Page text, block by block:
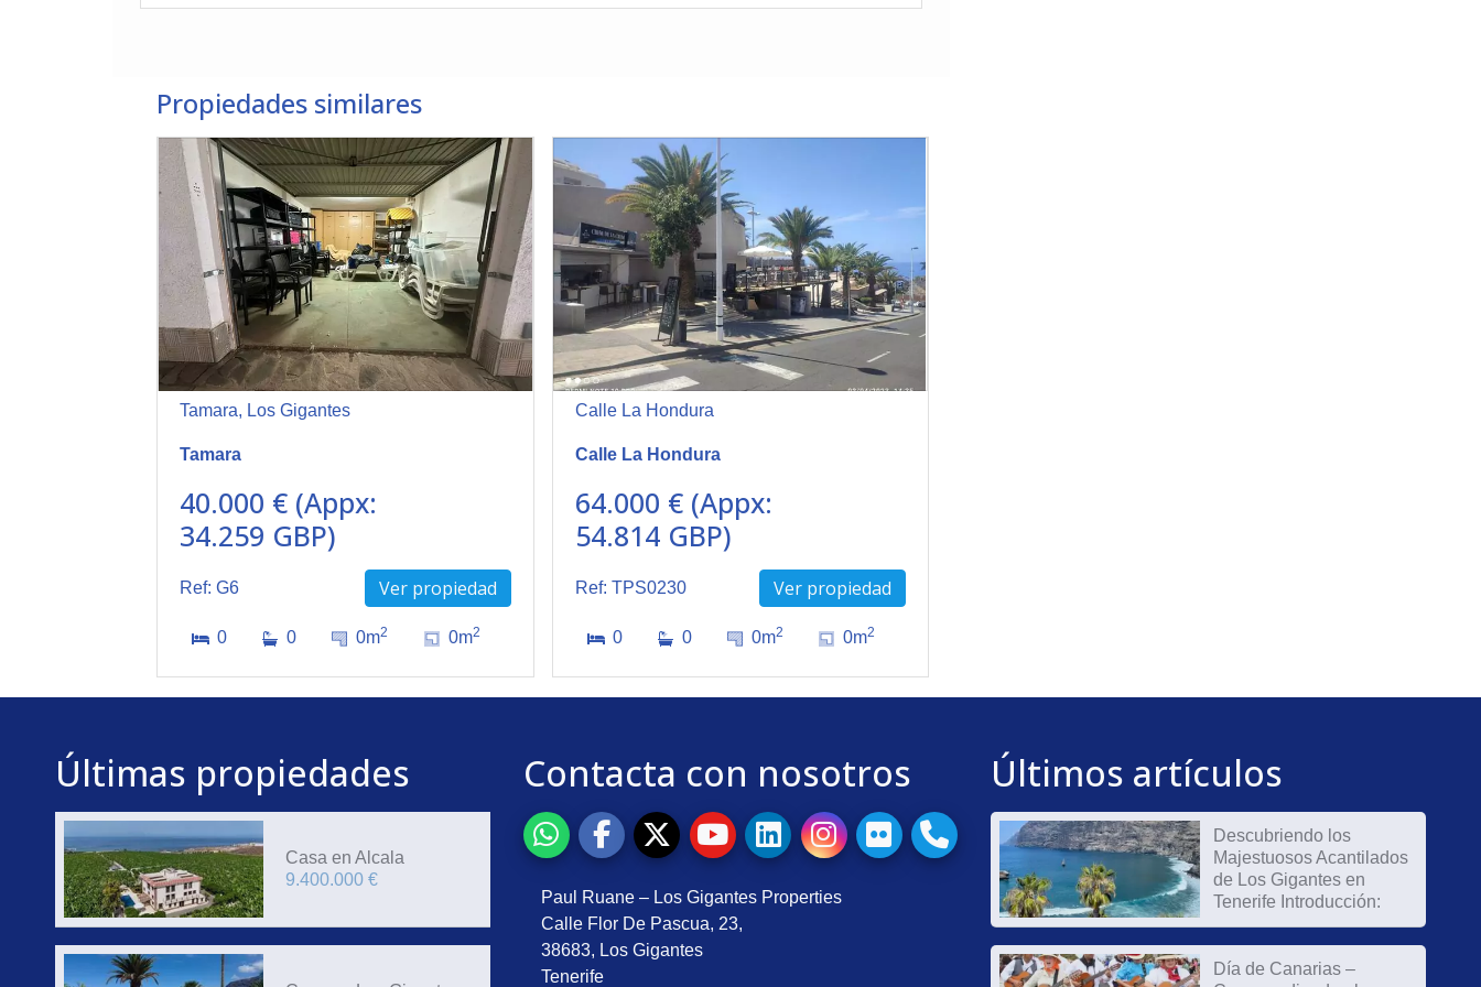
Propiedades similares
Tamara, Los Gigantes
Tamara
40.000 € (Appx:
34.259 GBP)
Ref: G6 Ver propiedad
0 0 0m2 0m2
Calle La Hondura
Calle La Hondura
64.000 € (Appx:
54.814 GBP)
Ref: TPS0230 Ver propiedad
0 0 0m2 0m2
Últimas propiedades
Casa en Alcala
9.400.000 €
Contacta con nosotros
Paul Ruane – Los Gigantes Properties
Calle Flor De Pascua, 23,
38683, Los Gigantes
Tenerife
Últimos artículos
Descubriendo los
Majestuosos Acantilados
de Los Gigantes en
Tenerife Introducción:
Día de Canarias –